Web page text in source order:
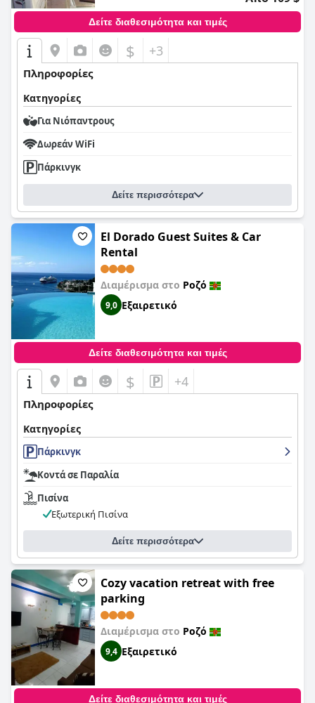
Δείτε διαθεσιμότητα και τιμές
$ +3
Πληροφορίες
Κατηγορίες
Για Νιόπαντρους
Δωρεάν WiFi
Πάρκινγκ
Δείτε περισσότερα
El Dorado Guest Suites & Car
Rental
Διαμέρισμα στο Ροζό
9,0 Εξαιρετικό
Δείτε διαθεσιμότητα και τιμές
$ +4
Πληροφορίες
Κατηγορίες
Πάρκινγκ
Κοντά σε Παραλία
Πισίνα
Εξωτερική Πισίνα
Δείτε περισσότερα
Cozy vacation retreat with free
parking
Διαμέρισμα στο Ροζό
9,4 Εξαιρετικό
Δείτε διαθεσιμότητα και τιμές